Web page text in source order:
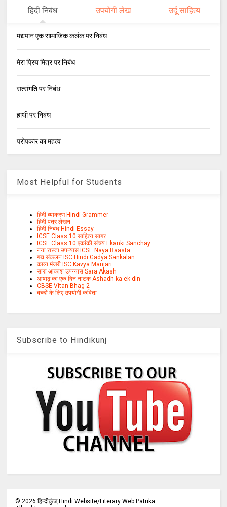
हिंदी निबंध उपयोगी लेख उर्दू साहित्य
मद्यपान एक सामाजिक कलंक पर निबंध
मेरा प्रिय मित्र पर निबंध
सत्संगति पर निबंध
हाथी पर निबंध
परोपकार का महत्व
Most Helpful for Students
हिंदी व्याकरण Hindi Grammer
हिंदी पत्र लेखन
हिंदी निबंध Hindi Essay
ICSE Class 10 साहित्य सागर
ICSE Class 10 एकांकी संचय Ekanki Sanchay
नया रास्ता उपन्यास ICSE Naya Raasta
गद्य संकलन ISC Hindi Gadya Sankalan
काव्य मंजरी ISC Kavya Manjari
सारा आकाश उपन्यास Sara Akash
आषाढ़ का एक दिन नाटक Ashadh ka ek din
CBSE Vitan Bhag 2
बच्चों के लिए उपयोगी कविता
Subscribe to Hindikunj
©2026 हिन्दीकुंज,Hindi Website/Literary Web Patrika